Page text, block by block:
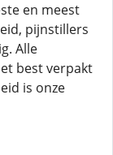
en meest
pijnstillers
Alle
best verpakt
is onze